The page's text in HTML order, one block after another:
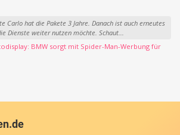
Carlo hat die Pakete 3 Jahre. Danach ist auch erneutes
Dienste weiter nutzen möchte. Schaut...
BMW sorgt mit Spider-Man-Werbung für